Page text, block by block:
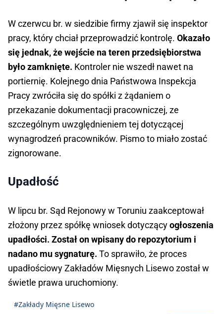
W czerwcu br. w siedzibie firmy zjawił się inspektor
pracy, który chciał przeprowadzić kontrolę. Okazało
się jednak, że wejście na teren przedsiębiorstwa
było zamknięte. Kontroler nie wszedł nawet na
portiernię. Kolejnego dnia Państwowa Inspekcja
Pracy zwróciła się do spółki z żądaniem o
przekazanie dokumentacji pracowniczej, ze
szczególnym uwzględnieniem tej dotyczącej
wynagrodzeń pracowników. Pismo to miało zostać
zignorowane.
Upadłość
W lipcu br. Sąd Rejonowy w Toruniu zaakceptował
złożony przez spółkę wniosek dotyczącyogłoszenia
upadłości. Został on wpisany do repozytorium i
nadano mu sygnaturę. To sprawiło, że proces
upadłościowy Zakładów Mięsnych Lisewo został w
świetle prawa uruchomiony.
#Zakłady Mięsne Lisewo